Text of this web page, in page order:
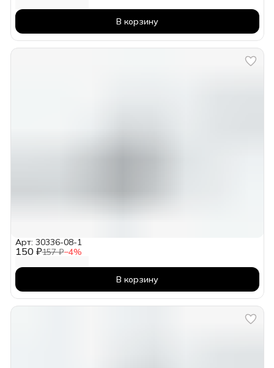
В корзину
150 ₽157 ₽−4%
Арт: 30336-08-1
В корзину